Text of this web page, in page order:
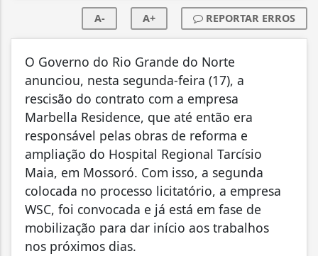
A- A+ REPORTAR ERROS
O Governo do Rio Grande do Norte
anunciou, nesta segunda-feira (17), a
rescisão do contrato com a empresa
Marbella Residence, que até então era
responsável pelas obras de reforma e
ampliação do Hospital Regional Tarcísio
Maia, em Mossoró. Com isso, a segunda
colocada no processo licitatório, a empresa
WSC, foi convocada e já está em fase de
mobilização para dar início aos trabalhos
nos próximos dias.